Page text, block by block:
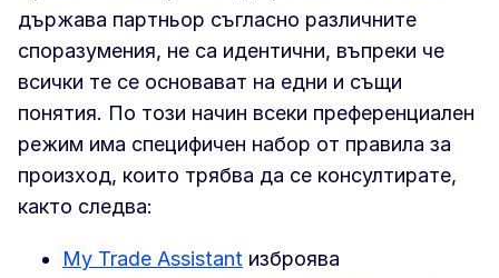
държава партньор съгласно различните
споразумения, не са идентични, въпреки че
всички те се основават на едни и същи
понятия. По този начин всеки преференциален
режим има специфичен набор от правила за
произход, които трябва да се консултирате,
както следва:
My Trade Assistant изброява